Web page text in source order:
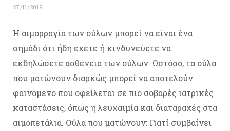
27/11/2019
Η αιμορραγία των ούλων μπορεί να είναι ένα
σημάδι ότι ήδη έχετε ή κινδυνεύετε να
εκδηλώσετε ασθένεια των ούλων. Ωστόσο, τα ούλα
που ματώνουν διαρκώς μπορεί να αποτελούν
φαινομενο που οφείλεται σε πιο σοβαρές ιατρικές
καταστάσεις, όπως η λευχαιμία και διαταραχές στα
αιμοπετάλια. Ούλα που ματώνουν: Γιατί συμβαίνει